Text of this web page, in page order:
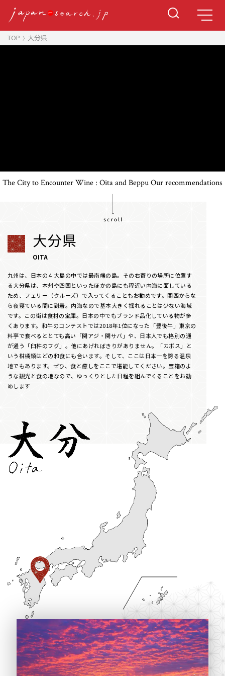
TOP 大分県
The City to Encounter Wine : Oita and Beppu Our recommendations
大分県
OITA
九州は、日本の４大島の中では最南端の島。その右寄りの場所に位置す
る大分県は、本州や四国といったほかの島にも程近い内海に面している
ため、フェリー（クルーズ）で入ってくることもお勧めです。関西からな
ら夜寝ている間に到着。内海なので基本大きく揺れることは少ない海域
です。この街は食材の宝庫。日本の中でもブランド品化している物が多
くあります。和牛のコンテストでは2018年1位になった「豊後牛」東京の
料亭で食べるととても高い「関アジ・関サバ」や、日本人でも格別の通
が通う「臼杵のフグ」。他にあげればきりがありません。「カボス」と
いう柑橘類はどの和食にも合います。そして、ここは日本一を誇る温泉
地でもあります。ぜひ、食と癒しをここで堪能してください。宝箱のよ
うな観光と食の地なので、ゆっくりとした日程を組んでくることをお勧
めします